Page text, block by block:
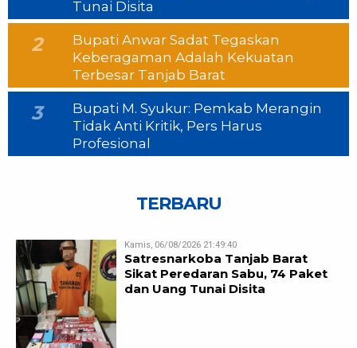
Tunai Disita
2
Bupati Anwar Sadat Tegaskan
Keberagaman Adalah Kekuatan
Terbesar Tanjab Barat
3
Bupati M. Syukur: Pemkab Merangin
Tidak Anti Kritik, Pers Harus
Profesional
TERBARU
Kamis, 06/08/2026 21:49:40
Satresnarkoba Tanjab Barat
Sikat Peredaran Sabu, 74 Paket
dan Uang Tunai Disita